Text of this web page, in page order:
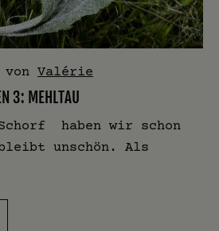
von Valérie
3: MEHLTAU
haben wir schon
unschön. Als